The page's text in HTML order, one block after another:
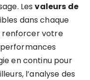
Lesvaleurs de
dans chaque
renforcer votre
performances
en continu pour
l’analyse des